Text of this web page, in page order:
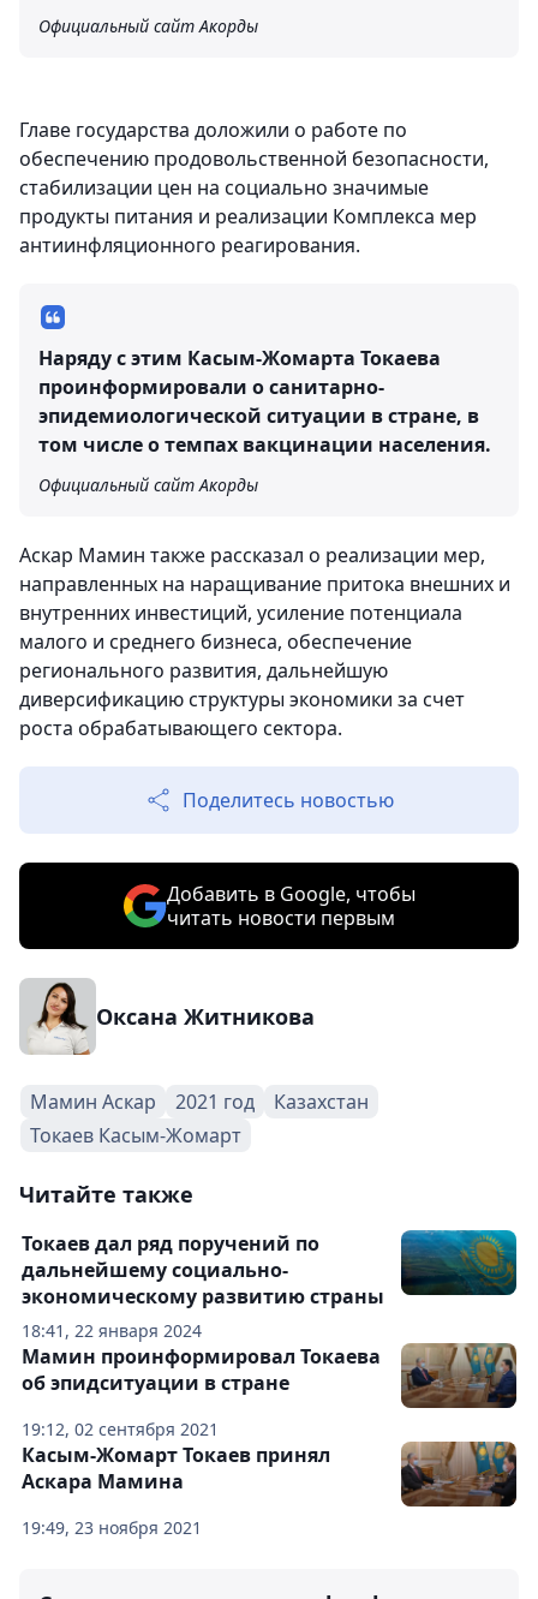
Официальный сайт Акорды
Главе государства доложили о работе по
обеспечению продовольственной безопасности,
стабилизации цен на социально значимые
продукты питания и реализации Комплекса мер
антиинфляционного реагирования.
Наряду с этим Касым-Жомарта Токаева
проинформировали о санитарно-
эпидемиологической ситуации в стране, в
том числе о темпах вакцинации населения.
Официальный сайт Акорды
Аскар Мамин также рассказал о реализации мер,
направленных на наращивание притока внешних и
внутренних инвестиций, усиление потенциала
малого и среднего бизнеса, обеспечение
регионального развития, дальнейшую
диверсификацию структуры экономики за счет
роста обрабатывающего сектора.
Поделитесь новостью
Добавить в Google, чтобы
читать новости первым
Оксана Житникова
Мамин Аскар 2021 год
Казахстан
Токаев Касым-Жомарт
Читайте также
18:41, 22 января 2024
Токаев дал ряд поручений по
дальнейшему социально-
экономическому развитию страны
19:12, 02 сентября 2021
Мамин проинформировал Токаева
об эпидситуации в стране
19:49, 23 ноября 2021
Касым-Жомарт Токаев принял
Аскара Мамина